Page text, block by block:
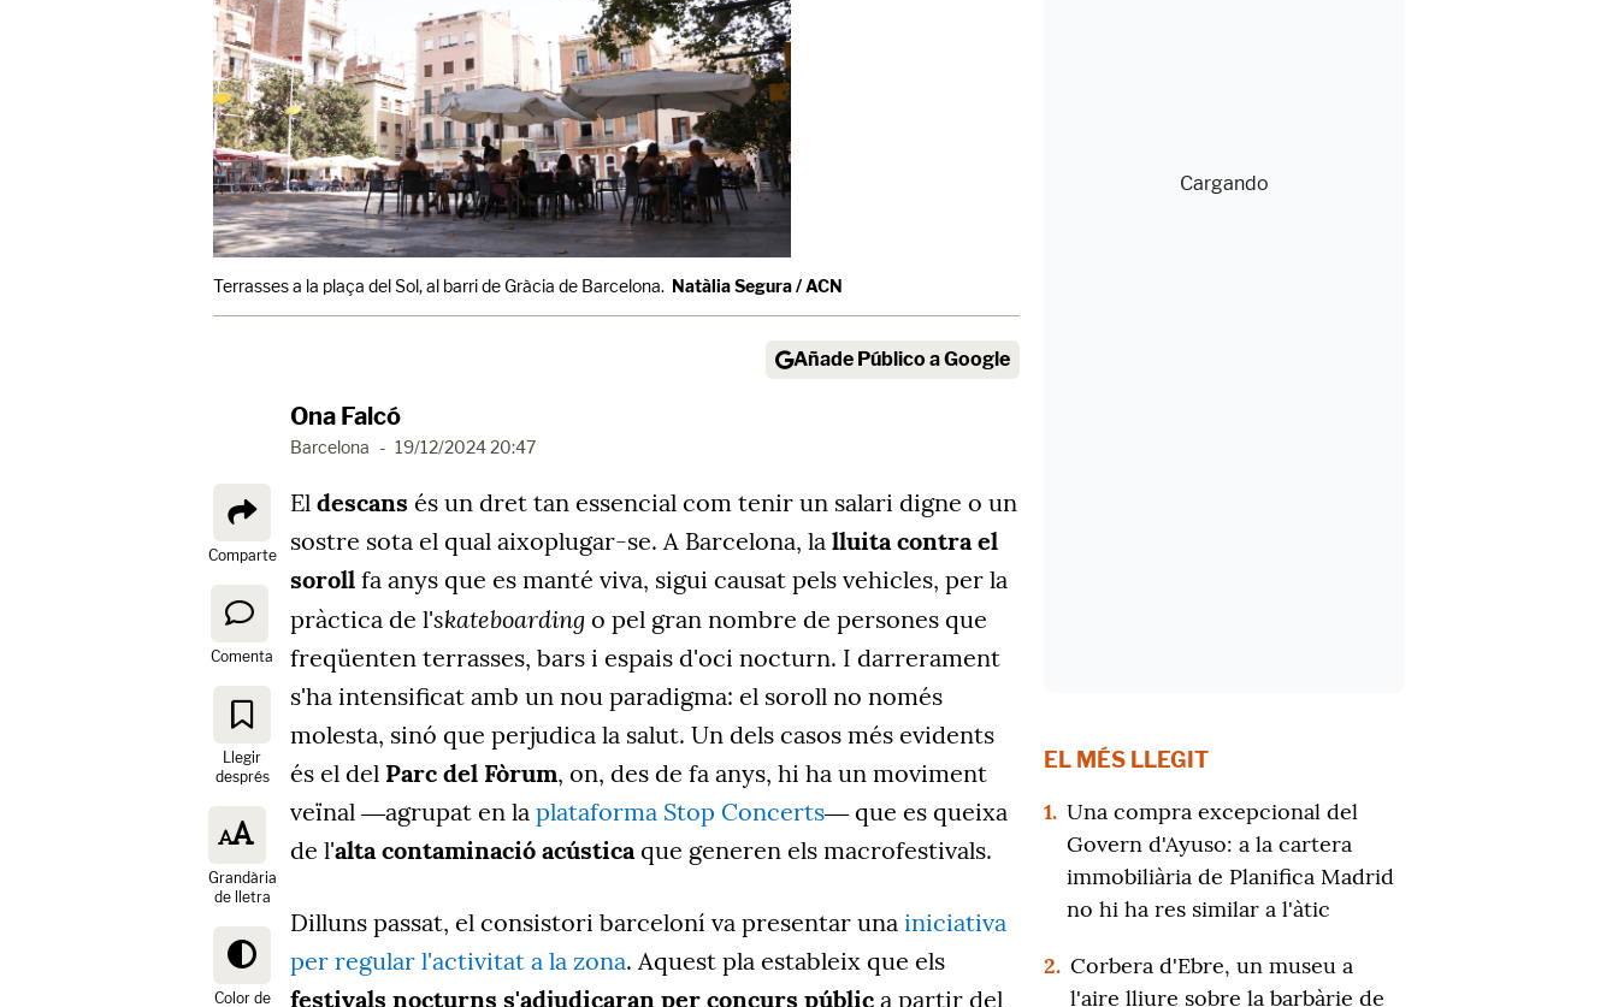
Terrasses a la plaça del Sol, al barri de Gràcia de Barcelona. Natàlia Segura / ACN
Añade Público a Google
Ona Falcó
Barcelona - 19/12/2024 20:47
Comparte
Comenta
Llegir
després
Grandària
de lletra
Color de
El descans és un dret tan essencial com tenir un salari digne o un
sostre sota el qual aixoplugar-se. A Barcelona, la lluita contra el
soroll fa anys que es manté viva, sigui causat pels vehicles, per la
pràctica de l'skateboarding o pel gran nombre de persones que
freqüenten terrasses, bars i espais d'oci nocturn. I darrerament
s'ha intensificat amb un nou paradigma: el soroll no només
molesta, sinó que perjudica la salut. Un dels casos més evidents
és el del Parc del Fòrum, on, des de fa anys, hi ha un moviment
veïnal ―agrupat en la plataforma Stop Concerts― que es queixa
de l'alta contaminació acústicaque generen els macrofestivals.
Dilluns passat, el consistori barceloní va presentar una iniciativa
per regular l'activitat a la zona. Aquest pla estableix que els
festivals nocturns s'adjudicaran per concurs públic a partir del
EL MÉS LLEGIT
1. Una compra excepcional del
Govern d'Ayuso: a la cartera
immobiliària de Planifica Madrid
no hi ha res similar a l'àtic
2. Corbera d'Ebre, un museu a
l'aire lliure sobre la barbàrie de